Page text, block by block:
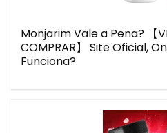
Monjarim Vale a Pena? 【
COMPRAR】 Site Oficial,
Funciona?